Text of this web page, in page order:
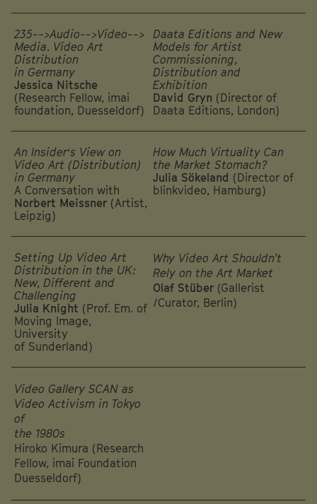
235-->Audio-->Video-->
Media. Video Art
Distribution
in Germany
Jessica Nitsche
(Research Fellow, imai
foundation, Duesseldorf)
Daata Editions and New
Models for Artist
Commissioning,
Distribution and
Exhibition
David Gryn (Director of
Daata Editions, London)
An Insider‘s View on
Video Art (Distribution)
in Germany
A Conversation with
Norbert Meissner (Artist,
Leipzig)
How Much Virtuality Can
the Market Stomach?
Julia Sökeland (Director of
blinkvideo, Hamburg)
Setting Up Video Art
Distribution in the UK:
New, Different and
Challenging
Julia Knight (Prof. Em. of
Moving Image,
University
of Sunderland)
Why Video Art Shouldn’t
Rely on the Art Market
Olaf Stüber (Gallerist
/Curator, Berlin)
Video Gallery SCAN as
Video Activism in Tokyo
of
the 1980s
Hiroko Kimura (Research
Fellow, imai Foundation
Duesseldorf)